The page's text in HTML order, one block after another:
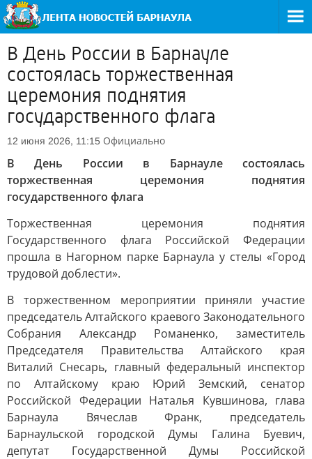
В День России в Барнауле
состоялась торжественная
церемония поднятия
государственного флага
12 июня 2026, 11:15 Официально
В День России в Барнауле состоялась
торжественная церемония поднятия
государственного флага
Торжественная церемония поднятия
Государственного флага Российской Федерации
прошла в Нагорном парке Барнаула у стелы «Город
трудовой доблести».
В торжественном мероприятии приняли участие
председатель Алтайского краевого Законодательного
Собрания Александр Романенко, заместитель
Председателя Правительства Алтайского края
Виталий Снесарь, главный федеральный инспектор
по Алтайскому краю Юрий Земский, сенатор
Российской Федерации Наталья Кувшинова, глава
Барнаула Вячеслав Франк, председатель
Барнаульской городской Думы Галина Буевич,
депутат Государственной Думы Российской